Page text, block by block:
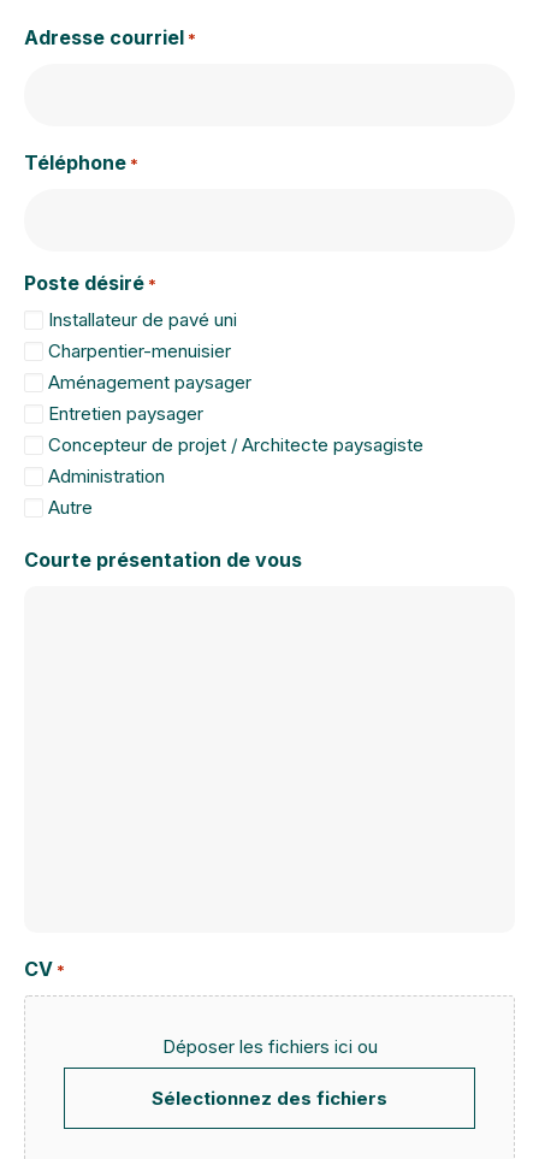
Adresse courriel *
Téléphone *
Poste désiré *
Installateur de pavé uni
Charpentier-menuisier
Aménagement paysager
Entretien paysager
Concepteur de projet / Architecte paysagiste
Administration
Autre
Courte présentation de vous
CV *
Déposer les fichiers ici ou
Sélectionnez des fichiers